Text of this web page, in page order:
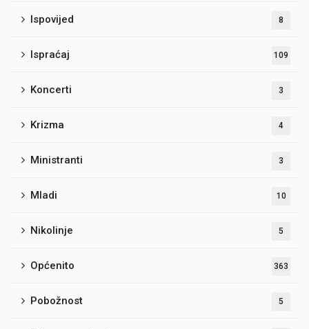
Ispovijed 8
Ispraćaj 109
Koncerti 3
Krizma 4
Ministranti 3
Mladi 10
Nikolinje 5
Općenito 363
Pobožnost 5